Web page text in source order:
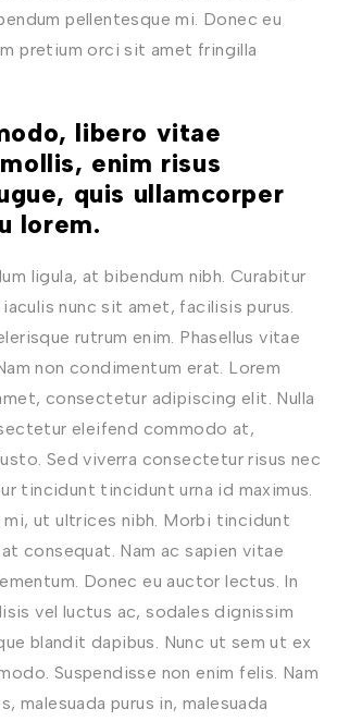
pellentesque mi. Donec eu
pretium orci sit amet fringilla
libero vitae
enim risus
quis ullamcorper
lorem.
ligula, at bibendum nibh. Curabitur
nunc sit amet, facilisis purus.
rutrum enim. Phasellus vitae
non condimentum erat. Lorem
consectetur adipiscing elit. Nulla
eleifend commodo at,
Sed viverra consectetur risus nec
tincidunt tincidunt urna id maximus.
mi, ut ultrices nibh. Morbi tincidunt
consequat. Nam ac sapien vitae
Donec eu auctor lectus. In
vel luctus ac, sodales dignissim
blandit dapibus. Nunc ut sem ut ex
Suspendisse non enim felis. Nam
malesuada purus in, malesuada